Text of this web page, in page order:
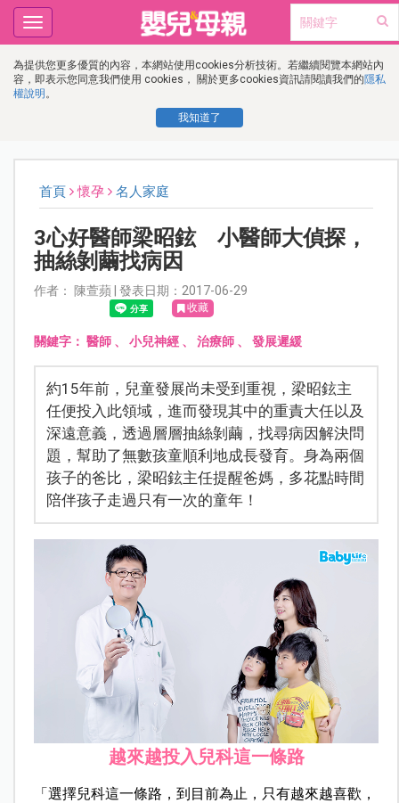
為提供您更多優質的內容，本網站使用cookies分析技術。若繼續閱覽本網站內
容，即表示您同意我們使用 cookies， 關於更多cookies資訊請閱讀我們的隱私
權說明 。
我知道了
Toggle
navigation
首頁 懷孕 名人家庭
3心好醫師梁昭鉉 小醫師大偵探，
抽絲剝繭找病因
作者： 陳萱蘋 | 發表日期：2017-06-29
收藏
關鍵字： 醫師、 小兒神經、 治療師、 發展遲緩
約15年前，兒童發展尚未受到重視，梁昭鉉主
任便投入此領域，進而發現其中的重責大任以及
深遠意義，透過層層抽絲剝繭，找尋病因解決問
題，幫助了無數孩童順利地成長發育。身為兩個
孩子的爸比，梁昭鉉主任提醒爸媽，多花點時間
陪伴孩子走過只有一次的童年！
越來越投入兒科這一條路
「選擇兒科這一條路，到目前為止，只有越來越喜歡，